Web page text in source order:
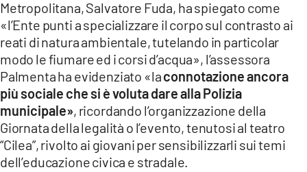
Metropolitana, Salvatore Fuda, ha spiegato come
«l’Ente punti a specializzare il corpo sul contrasto ai
reati di natura ambientale, tutelando in particolar
modo le fiumare ed i corsi d’acqua», l’assessora
Palmenta ha evidenziato «laconnotazione ancora
più sociale che si è voluta dare alla Polizia
municipale», ricordando l’organizzazione della
Giornata della legalità o l’evento, tenutosi al teatro
“Cilea”, rivolto ai giovani per sensibilizzarli sui temi
dell’educazione civica e stradale.